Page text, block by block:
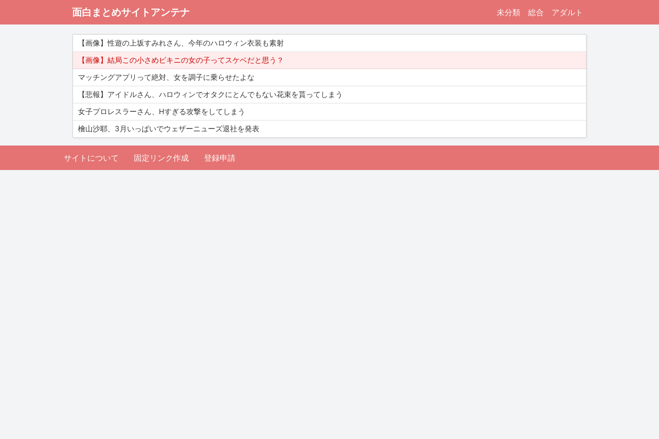
面白まとめサイトアンテナ 未分類 総合 アダルト
【画像】性遊の上坂すみれさん、今年のハロウィン衣装も素射
【画像】結局この小さめビキニの女の子ってスケベだと思う？
マッチングアプリって絶対、女を調子に乗らせたよな
【悲報】アイドルさん、ハロウィンでオタクにとんでもない花束を貰ってしまう
女子プロレスラーさん、Hすぎる攻撃をしてしまう
檜山沙耶、3月いっぱいでウェザーニューズ退社を発表
サイトについて 固定リンク作成 登録申請